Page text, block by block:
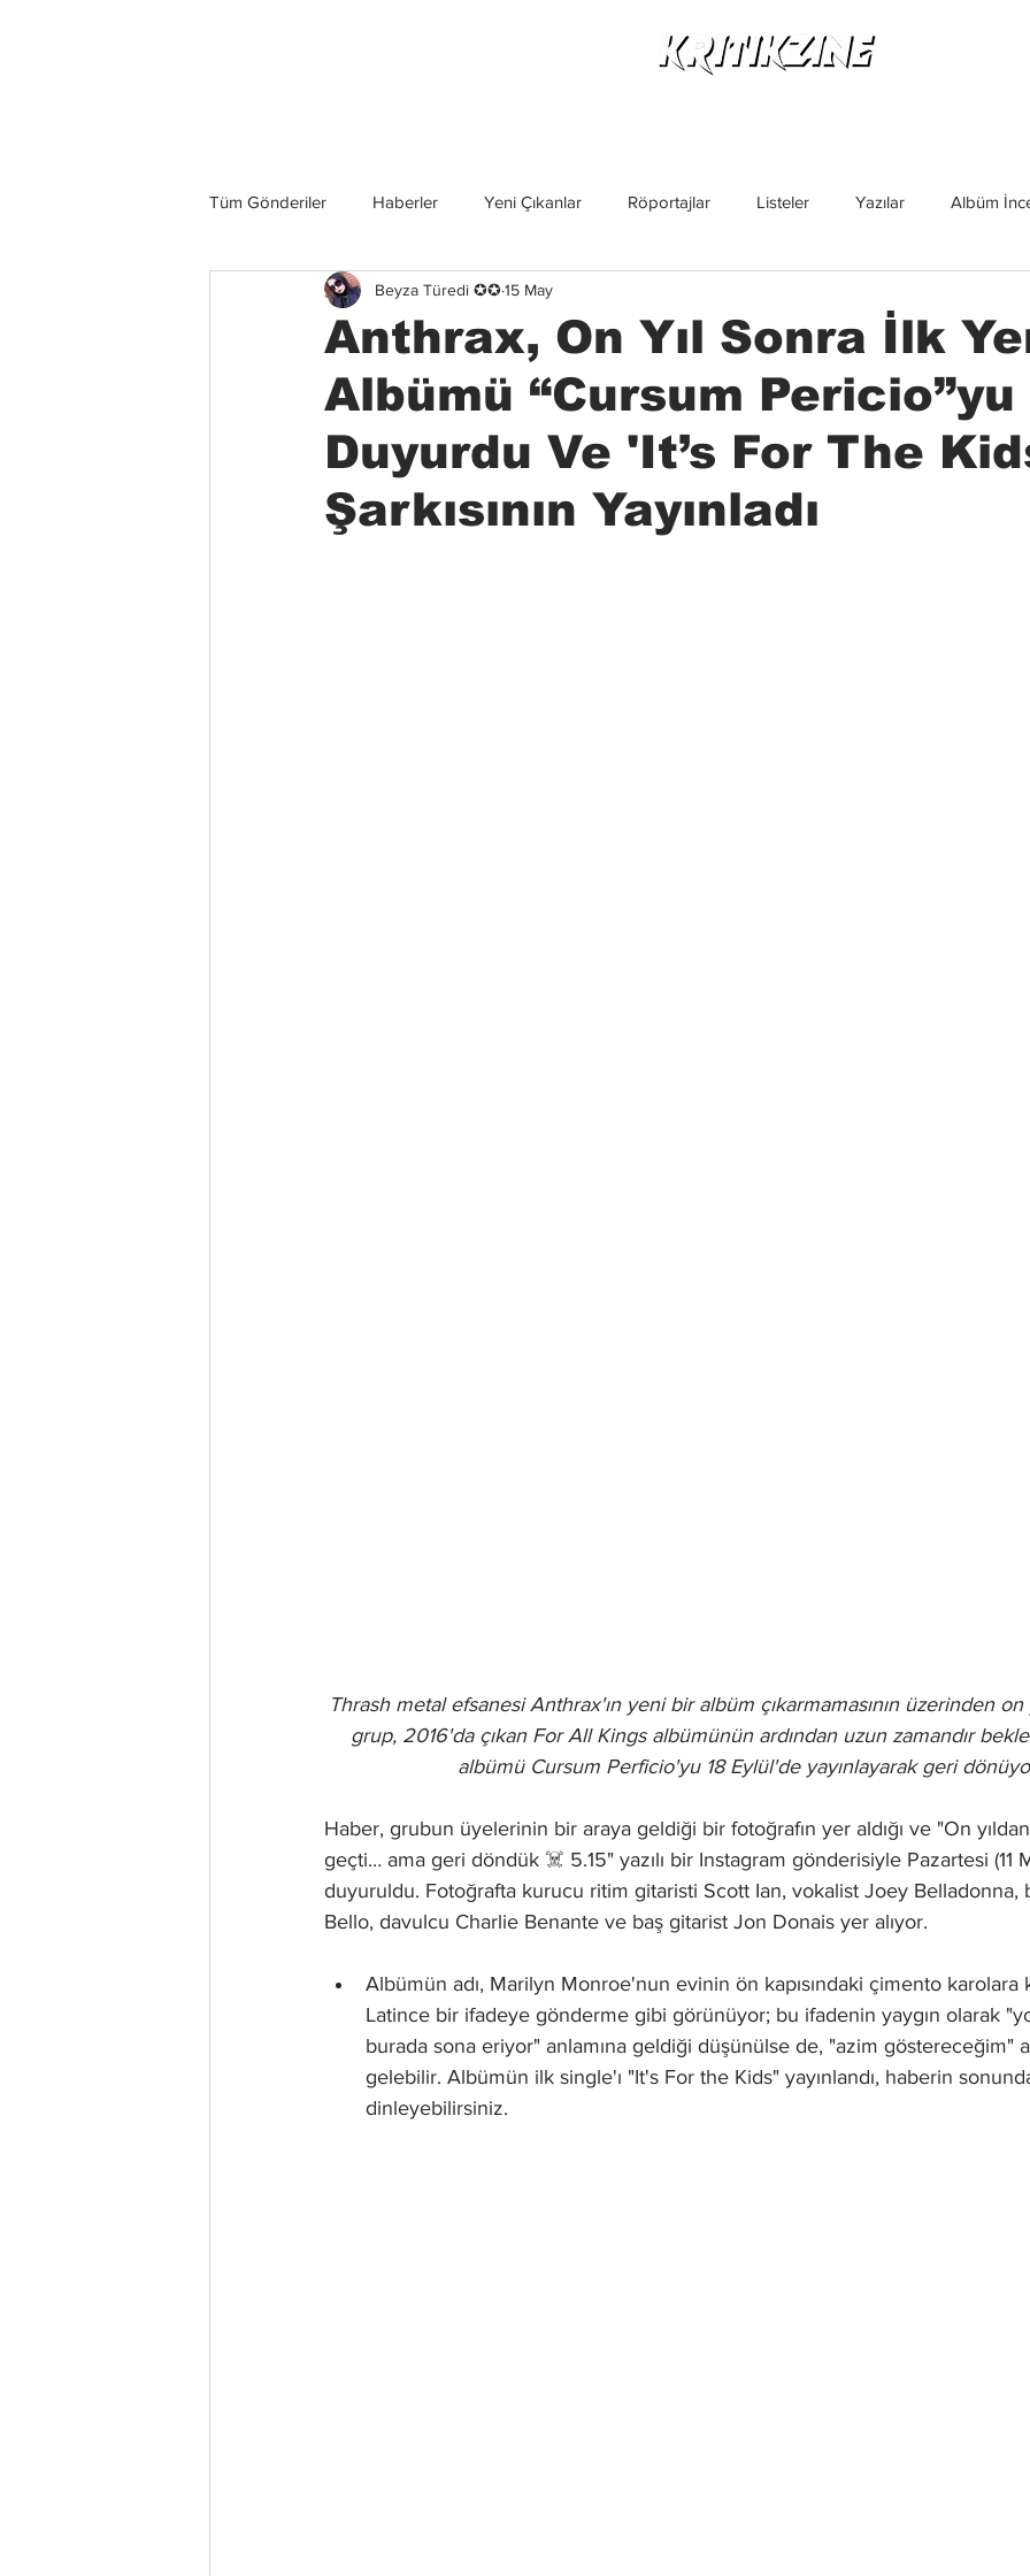
Tüm Gönderiler Haberler Yeni Çıkanlar Röportajlar Listeler Yazılar Albüm
Grup İncelemeleri Konserler İncelemeler
Anthrax, On Yıl Sonra İlk
Albümü “Cursum Pericio”yu
Duyurdu Ve 'It’s For The
Şarkısının Yayınladı
Beyza Türedi ✪✪ 15 May
Thrash metal efsanesi Anthrax'ın yeni bir albüm çıkarmamasının üzerinden
grup, 2016'da çıkan For All Kings albümünün ardından uzun zamandır
albümü Cursum Perficio'yu 18 Eylül'de yayınlayarak geri
Haber, grubun üyelerinin bir araya geldiği bir fotoğrafın yer aldığı ve "On
geçti… ama geri döndük ☠️ 5.15" yazılı bir Instagram gönderisiyle Pazartesi (11
duyuruldu. Fotoğrafta kurucu ritim gitaristi Scott Ian, vokalist Joey Belladonna,
Bello, davulcu Charlie Benante ve baş gitarist Jon Donais yer alıyor.
Albümün adı, Marilyn Monroe'nun evinin ön kapısındaki çimento karolara
Latince bir ifadeye gönderme gibi görünüyor; bu ifadenin yaygın olarak
burada sona eriyor" anlamına geldiği düşünülse de, "azim göstereceğim"
gelebilir. Albümün ilk single'ı "It's For the Kids" yayınlandı, haberin
dinleyebilirsiniz.